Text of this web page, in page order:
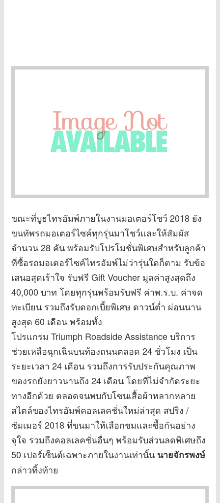
ขณะที่บูธไทรอัมพ์ภายในงานมอเตอร์โชว์ 2018 ยัง
ขนทัพรถมอเตอร์ไซค์ทุกรุ่นมาโชว์และให้สัมผัส
จำนวน 28 คัน พร้อมรับโปรโมชั่นพิเศษสำหรับลูกค้า
ที่ซื้อรถมอเตอร์ไซค์ไทรอัมพ์ไม่ว่ารุ่นใดก็ตาม รับข้อ
เสนอสุดเร้าใจ รับฟรี Gift Voucher มูลค่าสูงสุดถึง
40,000 บาท โดยทุกรุ่นพร้อมรับฟรี ค่าพ.ร.บ. ค่าจด
ทะเบียน รวมถึงรับดอกเบี้ยพิเศษ ดาวน์ต่ำ ผ่อนนาน
สูงสุด 60 เดือน พร้อมทั้ง
โปรแกรม Triumph Roadside Assistance บริการ
ช่วยเหลือฉุกเฉินบนท้องถนนตลอด 24 ชั่วโมง เป็น
ระยะเวลา 24 เดือน รวมถึงการรับประกันคุณภาพ
ของรถยังยาวนานถึง 24 เดือน โดยที่ไม่จำกัดระยะ
ทางอีกด้วย ตลอดจนพบกับโซนเสื้อผ้าหลากหลาย
สไตล์ของไทรอัมพ์คอลเลคชั่นใหม่ล่าสุด สปริง /
ซัมเมอร์ 2018 ที่ขนมาให้เลือกชมและซื้อกันอย่าง
จุใจ รวมถึงคอลเลคชั่นอื่นๆ พร้อมรับส่วนลดพิเศษถึง
50 เปอร์เซ็นต์เฉพาะภายในงานเท่านั้น นายจักรพงษ์
กล่าวทิ้งท้าย